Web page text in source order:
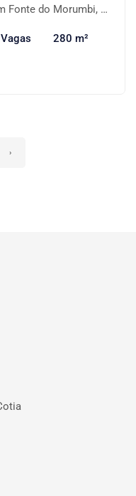
Morumbi, São Paulo-SP
280 m²
›